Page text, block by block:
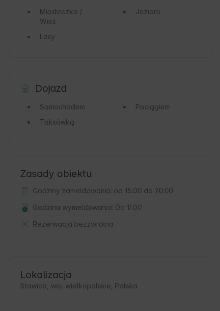
Miasteczko /
Wieś
Jezioro
Lasy
Dojazd
Samochodem
Pociągiem
Taksówką
Zasady obiektu
Godziny zameldowania: od 15:00 do 20:00
Godzina wymeldowania: Do 11:00
Rezerwacja bezzwrotna
Lokalizacja
Sławica, woj. wielkopolskie, Polska